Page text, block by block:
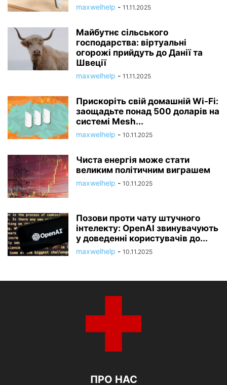
maxwelhelp - 11.11.2025
Майбутнє сільського
господарства: віртуальні
огорожі прийдуть до Данії та
Швеції
maxwelhelp - 11.11.2025
Прискоріть свій домашній Wi-Fi:
заощадьте понад 500 доларів на
системі Mesh...
maxwelhelp - 10.11.2025
Чиста енергія може стати
великим політичним виграшем
maxwelhelp - 10.11.2025
Позови проти чату штучного
інтелекту: OpenAI звинувачують
у доведенні користувачів до...
maxwelhelp - 10.11.2025
ПРО НАС